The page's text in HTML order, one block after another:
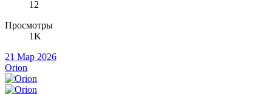
12
Просмотры
1K
21 Мар 2026
Orion